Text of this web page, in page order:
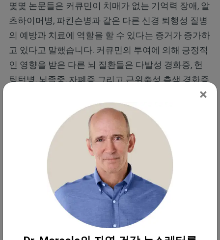
몇몇 논문들은 커큐민이 치매가 없는 기억력 장애, 알
츠하이머병, 파킨슨병과 같은 다른 신경 퇴행성 질병
의 예방과 치료에 역할을 할 수 있다는 증거가 증가하
고 있다고 말했습니다. 커큐민의 투여에 의해 긍정적
인 영향을 받은 다른 뇌 질환들은 다발성 경화증, 헌
팅턴병, 뇌졸중, 자폐증 그리고 근위축성 측색 경화증
커큐민은 여러 신경 정신 질환에 도움이 될
수 있습니다
신경 보호 효과는 혈액-뇌 장벽을 통과하는 것과 관련
이 있습니다. 이는 팬데믹이 시작된 이후 지난 몇 년
간 점점 더 중요해지고 있습니다. 2019년, 성인의
11%가 2019년 1월부터 6월까지
우울증
또는 불안 증
상을 가지고 있다고 보고했습니다. 이 수치는 2021년
1월 극적으로 증가했는데, 이때 성인의 41.1%가 그러
×